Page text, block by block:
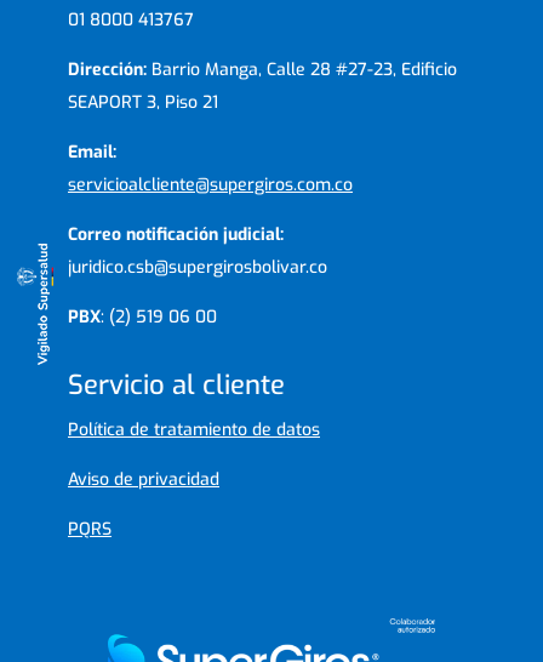
01 8000 413767
Dirección: Barrio Manga, Calle 28 #27-23, Edificio
SEAPORT 3, Piso 21
Email:
servicioalcliente@supergiros.com.co
Correo notificación judicial:
juridico.csb@supergirosbolivar.co
PBX: (2) 519 06 00
Servicio al cliente
Política de tratamiento de datos
Aviso de privacidad
PQRS